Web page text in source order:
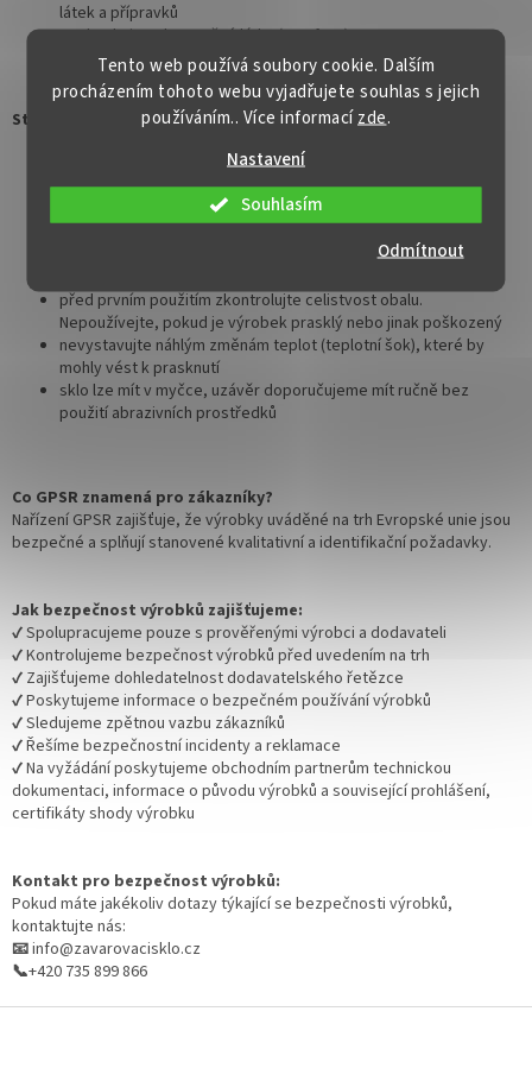
Tento web používá soubory cookie. Dalším
procházením tohoto webu vyjadřujete souhlas s jejich
používáním.. Více informacízde.
Nastavení
Odmítnout
Souhlasím
látek a přípravků
neobsahuje nebezpečné látky (BPA free)
Stolovací lahve se šroubovacím uzávěrem, objem 1 litr:
jsou určena pro styk s potravinami
nejsou určena pro pasteraci ani sterilaci
uzávěr neobsahuje nebezpečné látky (BPA free)
hrozí riziko poranění o ostré hrany v případě rozbití. Při pádu
před prvním použitím zkontrolujte celistvost obalu.
Nepoužívejte, pokud je výrobek prasklý nebo jinak poškozený
nevystavujte náhlým změnám teplot (teplotní šok), které by
mohly vést k prasknutí
sklo lze mít v myčce, uzávěr doporučujeme mít ručně bez
použití abrazivních prostředků
Co GPSR znamená pro zákazníky?
Nařízení GPSR zajišťuje, že výrobky uváděné na trh Evropské unie jsou
bezpečné a splňují stanovené kvalitativní a identifikační požadavky.
Jak bezpečnost výrobků zajišťujeme:
✔ Spolupracujeme pouze s prověřenými výrobci a dodavateli
✔ Kontrolujeme bezpečnost výrobků před uvedením na trh
✔ Zajišťujeme dohledatelnost dodavatelského řetězce
✔ Poskytujeme informace o bezpečném používání výrobků
✔ Sledujeme zpětnou vazbu zákazníků
✔ Řešíme bezpečnostní incidenty a reklamace
✔ Na vyžádání poskytujeme obchodním partnerům technickou
dokumentaci, informace o původu výrobků a související prohlášení,
certifikáty shody výrobku
Kontakt pro bezpečnost výrobků:
Pokud máte jakékoliv dotazy týkající se bezpečnosti výrobků,
kontaktujte nás:
📧info@zavarovacisklo.cz
📞+420 735 899 866